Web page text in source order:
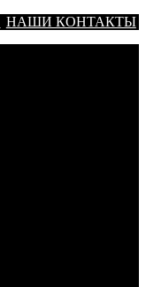
НАШИ КОНТАКТЫ